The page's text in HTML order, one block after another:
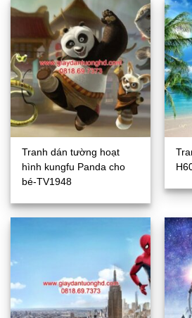
Tranh dán tường hoạt
hình kungfu Panda cho
bé-TV1948